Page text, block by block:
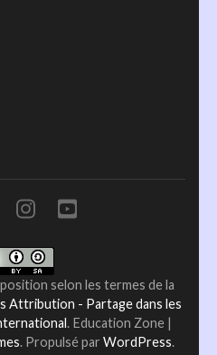
selon les termes de la
Attribution - Partage dans les
. Education Zone |
. Propulsé par WordPress.